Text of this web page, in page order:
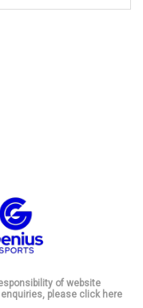
of website
please click here